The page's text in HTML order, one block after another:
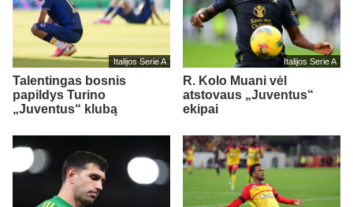
Italijos Serie A
Talentingas bosnis
papildys Turino
„Juventus“ klubą
Italijos Serie A
R. Kolo Muani vėl
atstovaus „Juventus“
ekipai